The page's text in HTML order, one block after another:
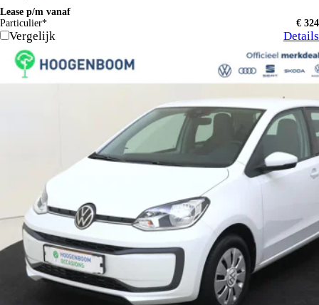
Lease p/m vanaf
Particulier*
€ 324
Vergelijk Details